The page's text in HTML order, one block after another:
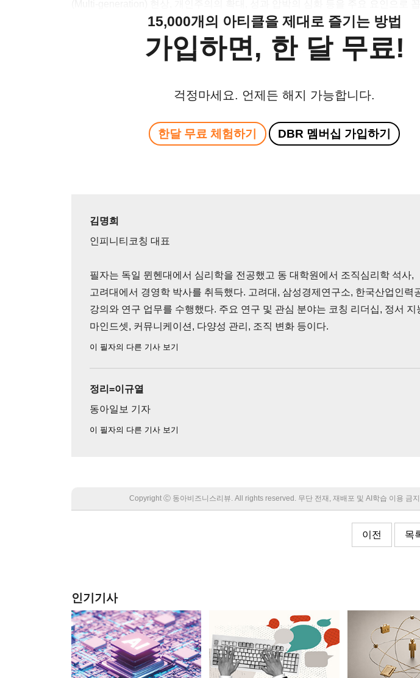
15,000개의 아티클을 제대로 즐기는 방법
가입하면, 한 달 무료!
걱정마세요. 언제든 해지 가능합니다.
한달 무료 체험하기 DBR 멤버십 가입하기
김명희
인피니티코칭 대표
필자는 독일 뮌헨대에서 심리학을 전공했고 동 대학원에서 조직심리학 석사,
고려대에서 경영학 박사를 취득했다. 고려대, 삼성경제연구소, 한국산업인력
강의와 연구 업무를 수행했다. 주요 연구 및 관심 분야는 코칭 리더십, 정서 지
마인드셋, 커뮤니케이션, 다양성 관리, 조직 변화 등이다.
이 필자의 다른 기사 보기
정리=이규열
동아일보 기자
이 필자의 다른 기사 보기
Copyright Ⓒ 동아비즈니스리뷰. All rights reserved. 무단 전재, 재배포 및 AI학습 이용 금지
이전 목
인기기사